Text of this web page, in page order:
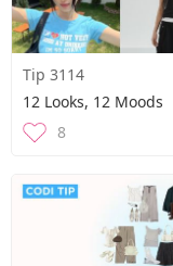
Tip 3114
12 Looks, 12 Moods
8